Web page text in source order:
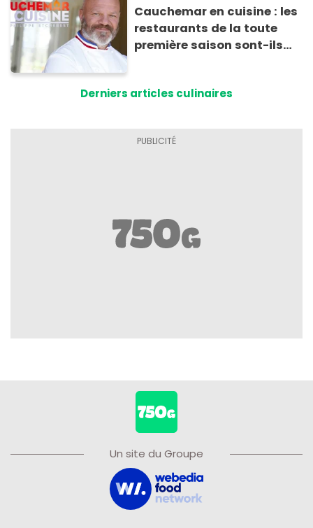
Cauchemar en cuisine : les
restaurants de la toute
première saison sont-ils
Derniers articles culinaires
Un site du Groupe